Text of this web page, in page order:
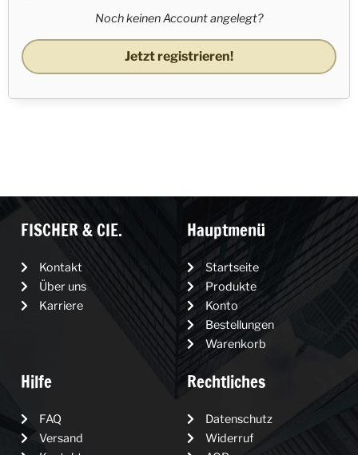
Noch keinen Account angelegt?
Jetzt registrieren!
FISCHER & CIE.
Kontakt
Über uns
Karriere
Hauptmenü
Startseite
Produkte
Konto
Bestellungen
Warenkorb
Hilfe
FAQ
Versand
Rechtliches
Datenschutz
Widerruf